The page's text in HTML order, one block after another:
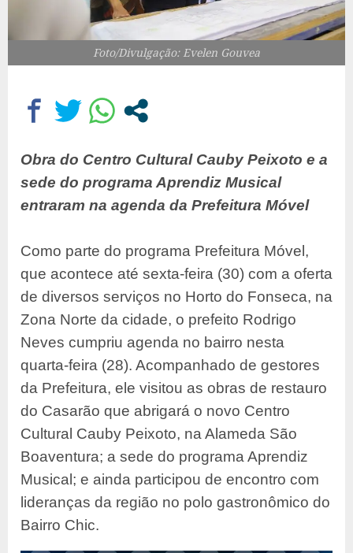
Foto/Divulgação: Evelen Gouvea
Obra do Centro Cultural Cauby Peixoto e a
sede do programa Aprendiz Musical
entraram na agenda da Prefeitura Móvel
Como parte do programa Prefeitura Móvel,
que acontece até sexta-feira (30) com a oferta
de diversos serviços no Horto do Fonseca, na
Zona Norte da cidade, o prefeito Rodrigo
Neves cumpriu agenda no bairro nesta
quarta-feira (28). Acompanhado de gestores
da Prefeitura, ele visitou as obras de restauro
do Casarão que abrigará o novo Centro
Cultural Cauby Peixoto, na Alameda São
Boaventura; a sede do programa Aprendiz
Musical; e ainda participou de encontro com
lideranças da região no polo gastronômico do
Bairro Chic.